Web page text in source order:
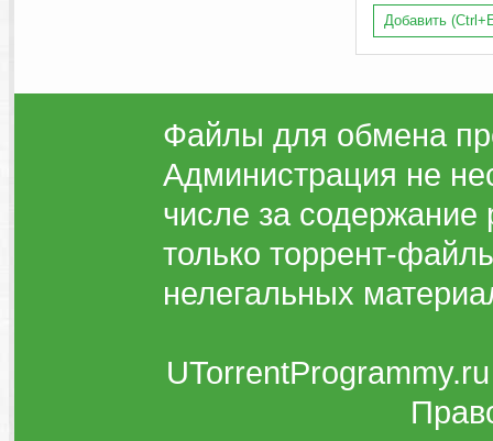
Добавить
Файлы для обмена
Администрация не
числе за
только торрент-
нелегальных
UTorrentProgrammy.ru